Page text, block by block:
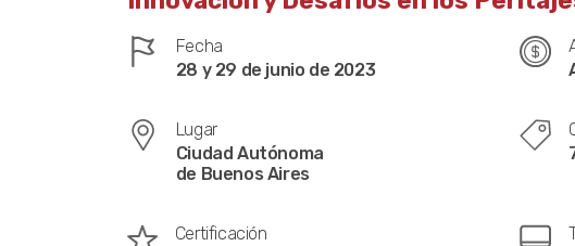
Fecha
28 y 29 de junio de 2023
Lugar
Ciudad Autónoma
de Buenos Aires
Certificación